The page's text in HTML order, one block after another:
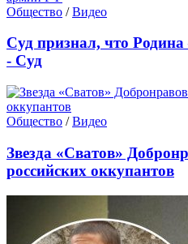
Общество /Видео
Суд признал, что
- Суд
Общество /Видео
Звезда «Сватов»
российских оккупантов